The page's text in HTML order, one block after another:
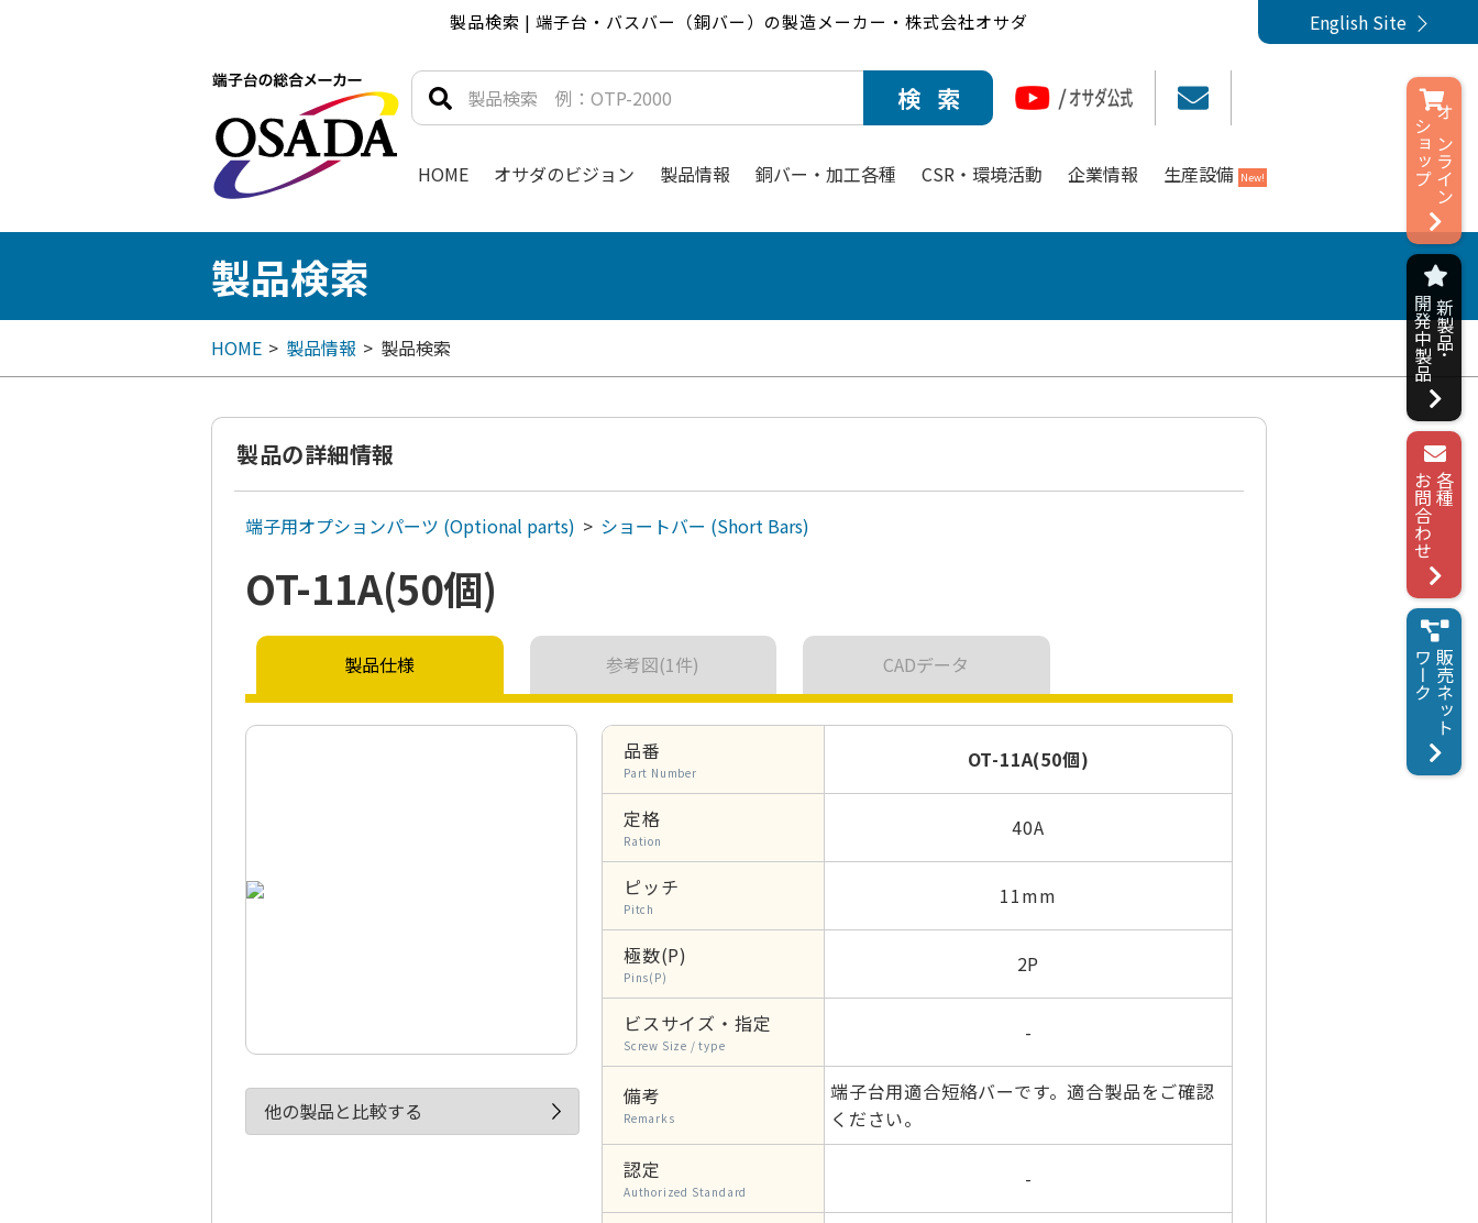
製品検索 | 端子台・バスバー（銅バー）の製造メーカー・株式会社オサダ English Site
HOME オサダのビジョン 製品情報 銅バー・加工各種 CSR・環境活動 企業情報 生産設備 New!
製品検索
HOME 製品情報 製品検索
製品の詳細情報
端子用オプションパーツ (Optional parts) ショートバー (Short Bars)
OT-11A(50個)
製品仕様 参考図(1件) CADデータ
他の製品と比較する
品番
Part Number
OT-11A(50個)
定格
Ration
40A
ピッチ
Pitch
11mm
極数(P)
Pins(P)
2P
ビスサイズ・指定
Screw Size / type
-
備考
Remarks
端子台用適合短絡バーです。適合製品をご確認
ください。
認定
Authorized Standard
-
オンライン
ショップ
新製品･
開発中製品
各種
お問合わせ
販売ネット
ワーク